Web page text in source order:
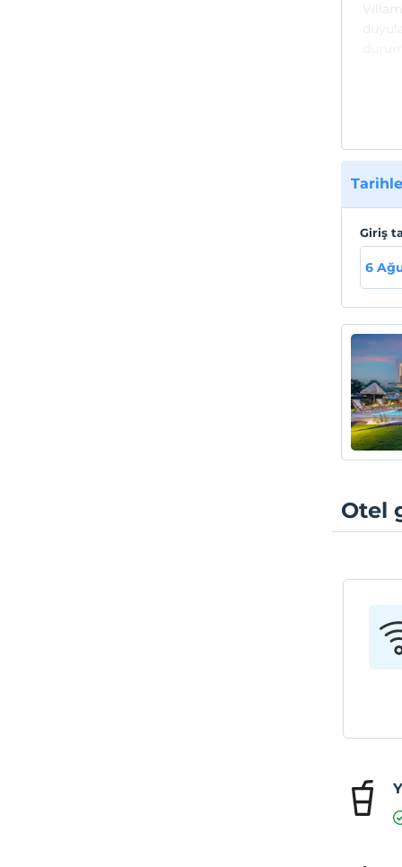
Giriş
6
Otel